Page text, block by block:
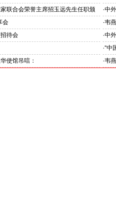
贺
联合会荣誉主席招玉远先生任职颁
·中
会 ·韦
待会 ·中
强劲动力”
·“中
伊
使馆吊唁：
·韦